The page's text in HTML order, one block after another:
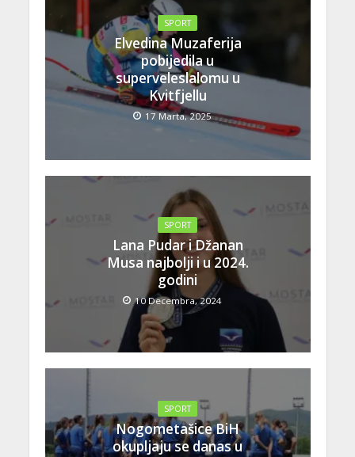
SPORT
Elvedina Muzaferija
pobijedila u
superveleslalomu u
Kvitfjellu
17 Marta, 2025
SPORT
Lana Pudar i Džanan
Musa najbolji i u 2024.
godini
10 Decembra, 2024
SPORT
Nogometašice BiH
okupljaju se danas u